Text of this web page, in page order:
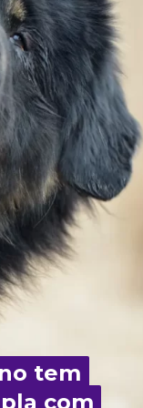
tem
com
tem
com